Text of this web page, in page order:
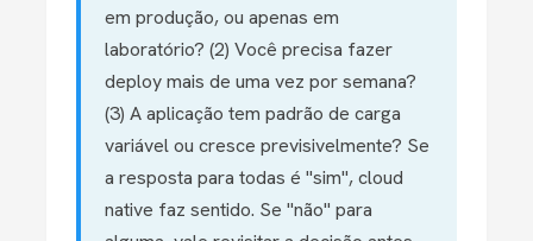
em produção, ou apenas em
laboratório? (2) Você precisa fazer
deploy mais de uma vez por semana?
(3) A aplicação tem padrão de carga
variável ou cresce previsivelmente? Se
a resposta para todas é "sim", cloud
native faz sentido. Se "não" para